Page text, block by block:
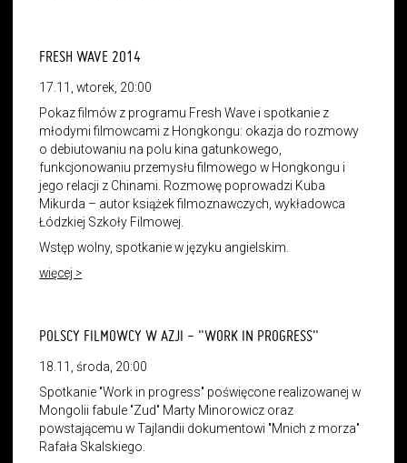
FRESH WAVE 2014
17.11, wtorek, 20:00
Pokaz filmów z programu Fresh Wave i spotkanie z
młodymi filmowcami z Hongkongu: okazja do rozmowy
o debiutowaniu na polu kina gatunkowego,
funkcjonowaniu przemysłu filmowego w Hongkongu i
jego relacji z Chinami. Rozmowę poprowadzi Kuba
Mikurda – autor książek filmoznawczych, wykładowca
Łódzkiej Szkoły Filmowej.
Wstęp wolny, spotkanie w języku angielskim.
więcej >
POLSCY FILMOWCY W AZJI - "WORK IN PROGRESS"
18.11, środa, 20:00
Spotkanie "Work in progress" poświęcone realizowanej w
Mongolii fabule "Zud" Marty Minorowicz oraz
powstającemu w Tajlandii dokumentowi "Mnich z morza"
Rafała Skalskiego.